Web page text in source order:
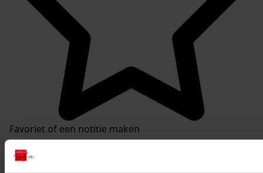
Favoriet of een notitie maken